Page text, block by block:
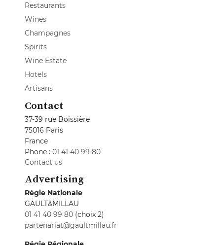
Restaurants
Wines
Champagnes
Spirits
Wine Estate
Hotels
Artisans
Contact
37-39 rue Boissière
75016 Paris
France
Phone : 01 41 40 99 80
Contact us
Advertising
Régie Nationale
GAULT&MILLAU
01 41 40 99 80 (choix 2)
partenariat@gaultmillau.fr